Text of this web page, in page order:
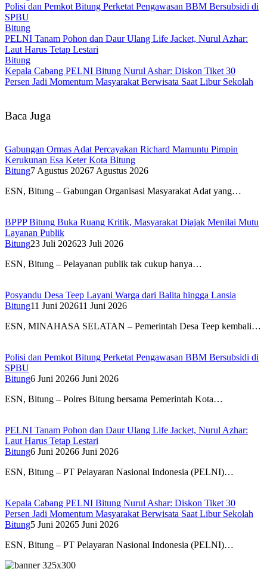
Polisi dan Pemkot Bitung Perketat Pengawasan BBM Bersubsidi di
SPBU
Bitung
PELNI Tanam Pohon dan Daur Ulang Life Jacket, Nurul Azhar:
Laut Harus Tetap Lestari
Bitung
Kepala Cabang PELNI Bitung Nurul Ashar: Diskon Tiket 30
Persen Jadi Momentum Masyarakat Berwisata Saat Libur Sekolah
Baca Juga
Gabungan Ormas Adat Percayakan Richard Mamuntu Pimpin
Kerukunan Esa Keter Kota Bitung
Bitung7 Agustus 20267 Agustus 2026
ESN, Bitung – Gabungan Organisasi Masyarakat Adat yang…
BPPP Bitung Buka Ruang Kritik, Masyarakat Diajak Menilai Mutu
Layanan Publik
Bitung23 Juli 202623 Juli 2026
ESN, Bitung – Pelayanan publik tak cukup hanya…
Posyandu Desa Teep Layani Warga dari Balita hingga Lansia
Bitung11 Juni 202611 Juni 2026
ESN, MINAHASA SELATAN – Pemerintah Desa Teep kembali…
Polisi dan Pemkot Bitung Perketat Pengawasan BBM Bersubsidi di
SPBU
Bitung6 Juni 20266 Juni 2026
ESN, Bitung – Polres Bitung bersama Pemerintah Kota…
PELNI Tanam Pohon dan Daur Ulang Life Jacket, Nurul Azhar:
Laut Harus Tetap Lestari
Bitung6 Juni 20266 Juni 2026
ESN, Bitung – PT Pelayaran Nasional Indonesia (PELNI)…
Kepala Cabang PELNI Bitung Nurul Ashar: Diskon Tiket 30
Persen Jadi Momentum Masyarakat Berwisata Saat Libur Sekolah
Bitung5 Juni 20265 Juni 2026
ESN, Bitung – PT Pelayaran Nasional Indonesia (PELNI)…